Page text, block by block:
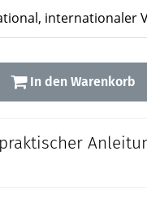
internationaler
In den Warenkorb